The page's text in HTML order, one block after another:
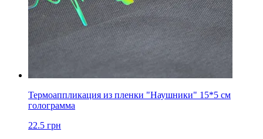
Термоаппликация из пленки "Наушники" 15*5 см
голограмма
22.5 грн